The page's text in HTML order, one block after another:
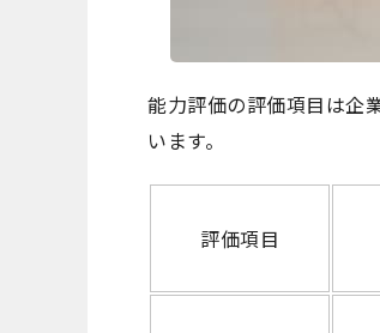
能力評価の評価項目は企
います。
評価項目